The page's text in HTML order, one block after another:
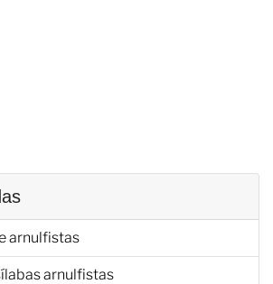
arnulfistas
arnulfistas